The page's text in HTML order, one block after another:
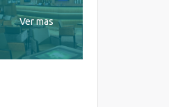
Ver mas